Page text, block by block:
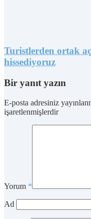
Turistlerden ortak
hissediyoruz
Bir yanıt yazın
E-posta adresiniz
işaretlenmişlerdir
Yorum *
Ad